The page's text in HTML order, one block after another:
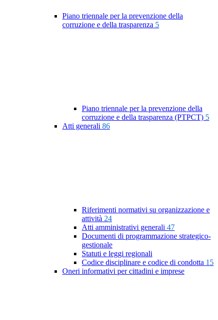
Piano triennale per la prevenzione della
corruzione e della trasparenza 5
Piano triennale per la prevenzione della
corruzione e della trasparenza (PTPCT) 5
Atti generali 86
Riferimenti normativi su organizzazione e
attività 24
Atti amministrativi generali 47
Documenti di programmazione strategico-
gestionale
Statuti e leggi regionali
Codice disciplinare e codice di condotta 15
Oneri informativi per cittadini e imprese